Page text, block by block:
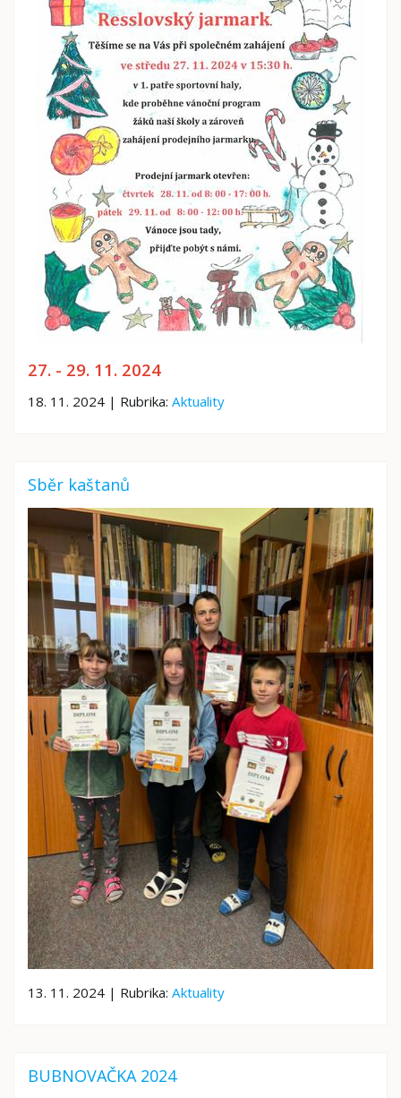
27. - 29. 11. 2024
18. 11. 2024 | Rubrika: Aktuality
Sběr kaštanů
13. 11. 2024 | Rubrika: Aktuality
BUBNOVAČKA 2024